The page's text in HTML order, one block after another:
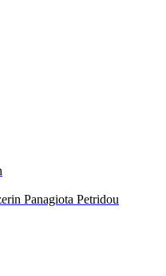
Panagiota Petridou